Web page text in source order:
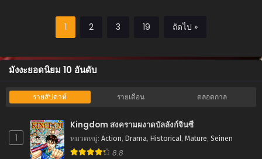
1 2 3 19 ถัดไป »
มังงะยอดนิยม 10 อันดับ
รายสัปดาห์ รายเดือน ตลอดกาล
1
Kingdom สงครามผงาดบัลลังก์จิ๋นซี
หมวดหมู่: Action, Drama, Historical, Mature, Seinen
8.8